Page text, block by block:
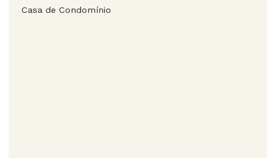
Casa de Condomínio